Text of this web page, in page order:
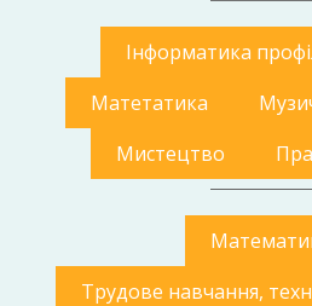
Інформатика
Матетатика
Мистецтво
Трудове навчання,